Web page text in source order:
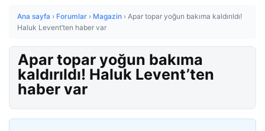
Ana sayfa › Forumlar › Magazin › Apar topar yoğun bakıma kaldırıldı!
Haluk Levent’ten haber var
Apar topar yoğun bakıma
kaldırıldı! Haluk Levent’ten
haber var